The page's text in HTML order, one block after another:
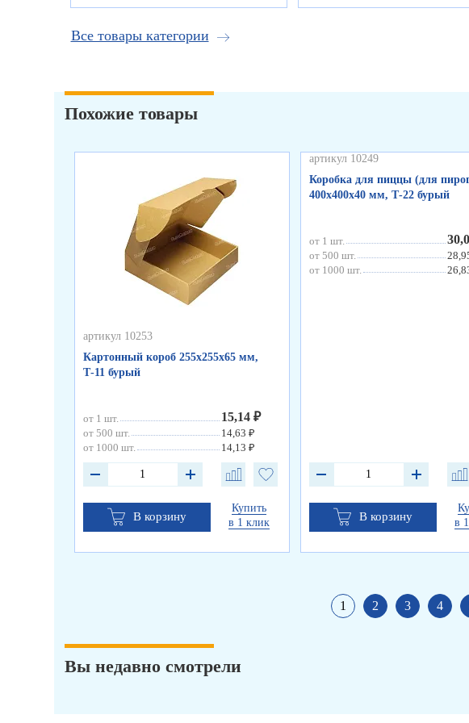
Все товары категории
Похожие товары
артикул 10253
Картонный короб 255х255х65 мм,
Т-11 бурый
от 1 шт. 15,14 ₽
от 500 шт.
14,63 ₽
от 1000 шт.
14,13 ₽
В корзину
Купить
в 1 клик
артикул 10249
Коробка для пиццы (для
400х400х40 мм, Т-22 бурый
от 1 шт.
от 500 шт.
от 1000 шт.
В корзину
в
1 2 3 4
Вы недавно смотрели